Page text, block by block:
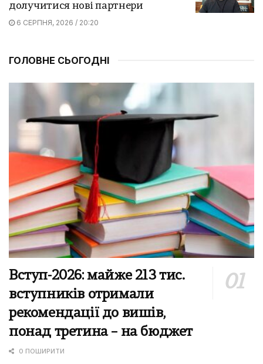
долучитися нові партнери
6 СЕРПНЯ, 2026 / 20:20
ГОЛОВНЕ СЬОГОДНІ
Вступ-2026: майже 213 тис.
вступників отримали
рекомендації до вишів,
понад третина – на бюджет
0 ПОШИРИТИ